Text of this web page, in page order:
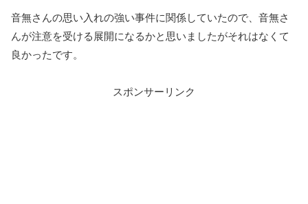
音無さんの思い入れの強い事件に関係していたので、音無さ
んが注意を受ける展開になるかと思いましたがそれはなくて
良かったです。
スポンサーリンク